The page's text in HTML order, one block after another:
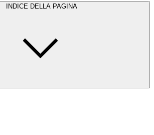
INDICE DELLA PAGINA